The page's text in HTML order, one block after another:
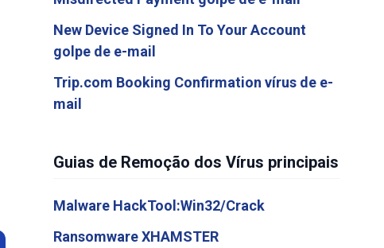
New Device Signed In To Your Account
golpe de e-mail
Trip.com Booking Confirmation vírus de e-
mail
Guias de Remoção dos Vírus principais
Malware HackTool:Win32/Crack
Ransomware XHAMSTER